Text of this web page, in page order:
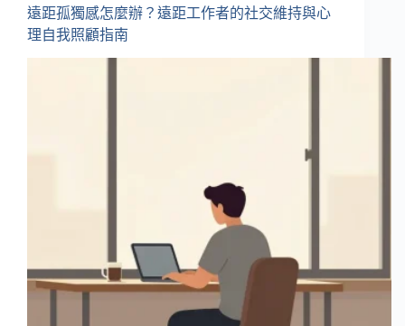
遠距孤獨感怎麼辦？遠距工作者的社交維持與心
理自我照顧指南